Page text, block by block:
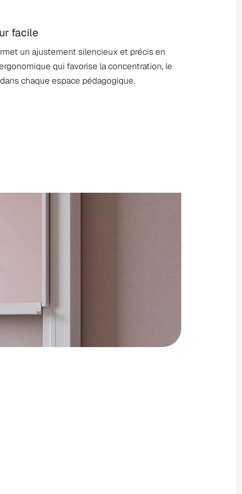
facile
un ajustement silencieux et précis en
qui favorise la concentration, le
chaque espace pédagogique.